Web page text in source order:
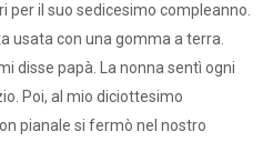
per il suo sedicesimo compleanno.
usata con una gomma a terra.
disse papà. La nonna sentì ogni
Poi, al mio diciottesimo
pianale si fermò nel nostro